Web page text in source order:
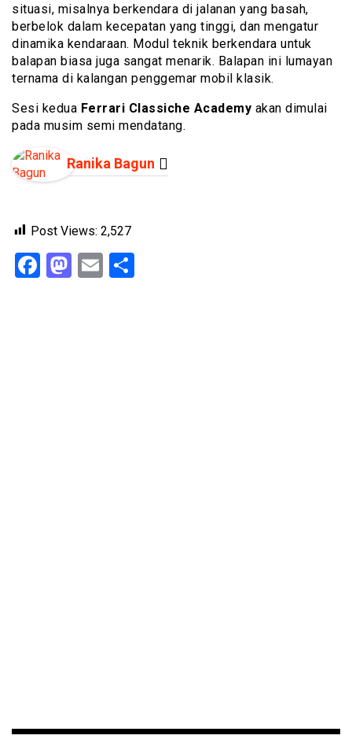
situasi, misalnya berkendara di jalanan yang basah,
berbelok dalam kecepatan yang tinggi, dan mengatur
dinamika kendaraan. Modul teknik berkendara untuk
balapan biasa juga sangat menarik. Balapan ini lumayan
ternama di kalangan penggemar mobil klasik.
Sesi kedua Ferrari Classiche Academy akan dimulai
pada musim semi mendatang.
Ranika Bagun
Post Views: 2,527
Facebook
Mastodon
Email